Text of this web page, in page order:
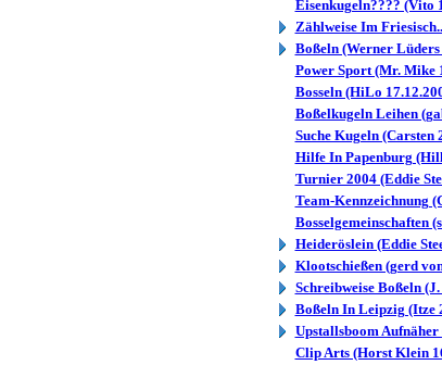
Eisenkugeln???? (Vito
Zählweise Im
Boßeln (Werner Lüders
Power Sport (Mr. Mike
Bosseln (HiLo
Boßelkugeln Leihen
Suche Kugeln (Carsten
Hilfe In Papenburg
Turnier 2004 (Eddie
Team-Kennzeichnung
Bosselgemeinschaften
Heideröslein (Eddie
Klootschießen (gerd
Schreibweise Boßeln
Boßeln In Leipzig (Itze
Upstallsboom Aufnäher
Clip Arts (Horst Klein